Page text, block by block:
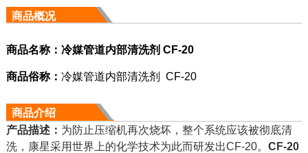
商品概况
商品名称：冷媒管道内部清洗剂 CF-20
商品俗称： 冷媒管道内部清洗剂 CF-20
商品介绍
产品描述： 为防止压缩机再次烧坏，整个系统应该被彻底清
洗，康星采用世界上的化学技术为此而研发出CF-20。 CF-20